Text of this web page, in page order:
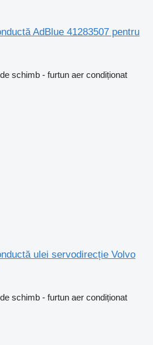
AdBlue 41283507 pentru
schimb - furtun aer condiționat
ulei servodirecție Volvo
schimb - furtun aer condiționat